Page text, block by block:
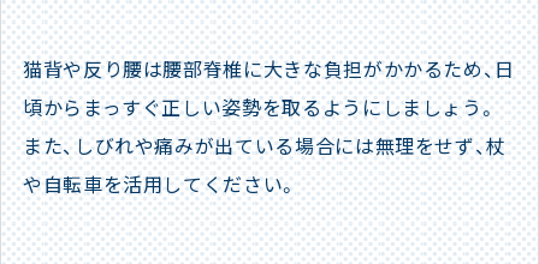
猫背や反り腰は腰部脊椎に大きな負担がかかるため、日
頃からまっすぐ正しい姿勢を取るようにしましょう。
また、しびれや痛みが出ている場合には無理をせず、杖
や自転車を活用してください。